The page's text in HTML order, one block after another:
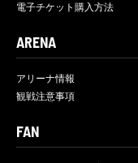
電子チケット購入方法
ARENA
アリーナ情報
観戦注意事項
FAN